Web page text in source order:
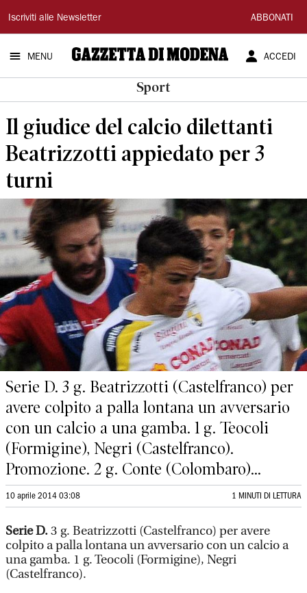
Gazzetta
di
Modena
Iscriviti alle Newsletter ABBONATI
MENU ACCEDI
Sport
Il giudice del calcio dilettanti
Beatrizzotti appiedato per 3
turni
Serie D. 3 g. Beatrizzotti (Castelfranco) per
avere colpito a palla lontana un avversario
con un calcio a una gamba. 1 g. Teocoli
(Formigine), Negri (Castelfranco).
Promozione. 2 g. Conte (Colombaro)...
10 aprile 2014 03:08 1 MINUTI DI LETTURA
Serie D.3 g. Beatrizzotti (Castelfranco) per avere
colpito a palla lontana un avversario con un calcio a
una gamba. 1 g. Teocoli (Formigine), Negri
(Castelfranco).